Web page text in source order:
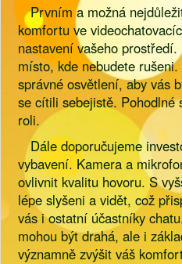
Prvním a možná
komfortu ve
nastavení vašeho
místo, kde nebudete
správné osvětlení, aby vás
se cítili sebejistě. Pohodlné
roli.
Dále doporučujeme
vybavení. Kamera a
ovlivnit kvalitu hovoru. S
lépe slyšeni a vidět, což
vás i ostatní účastníky
mohou být drahá, ale i
významně zvýšit váš